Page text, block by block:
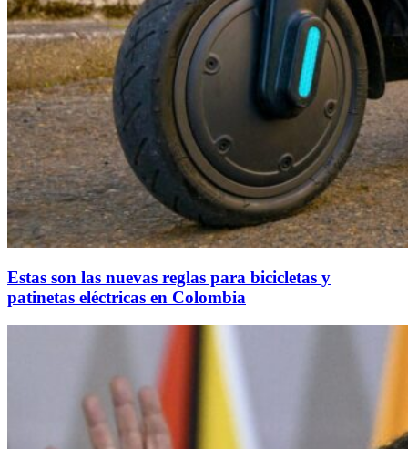
Estas son las nuevas reglas para bicicletas y
patinetas eléctricas en Colombia